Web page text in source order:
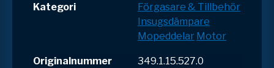
Kategori
Förgasare & Tillbehör
Insugsdämpare
Mopeddelar Motor
Originalnummer
349.1.15.527.0